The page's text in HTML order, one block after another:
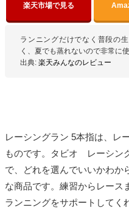
楽天市場で見る
ランニングだけでなく普段の
く、夏でも蒸れないので非常に
出典: 楽天みんなのレビュー
レーシングラン 5本指は、レ
ものです。タビオ レーシン
で、どれを選んでいいかわか
な商品です。練習からレース
ランニングをサポートしてく